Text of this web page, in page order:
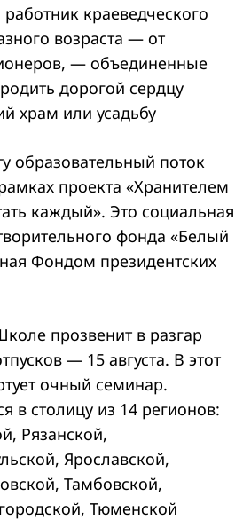
краеведческого
возраста — от
— объединенные
дорогой сердцу
храм или усадьбу
образовательный поток
проекта «Хранителем
каждый». Это социальная
фонда «Белый
Фондом президентских
прозвенит в разгар
— 15 августа. В этот
очный семинар.
в столицу из 14 регионов:
Рязанской,
Ярославской,
Тамбовской,
Тюменской